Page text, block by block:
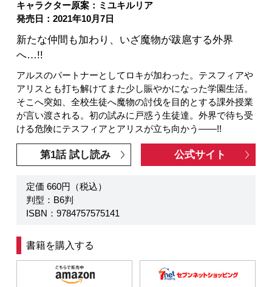
キャラクター原案：ミユキルリア
発売日：2021年10月7日
新たな仲間も加わり、いざ魔物が跋扈する外界
へ…!!
アルスのパートナーとしてロキが加わった。テスフィアや
アリスとも打ち解けてまた少し賑やかになった学園生活。
そこへ突如、全校生徒へ魔物の討伐を目的とする課外授業
が言い渡される。初の試みに戸惑う生徒達。外界で待ち受
ける危険にテスフィアとアリスが立ち向かう――!!
第1話 試し読み 公式サイト
定価 660円（税込）
判型：B6判
ISBN：9784757575141
書籍を購入する